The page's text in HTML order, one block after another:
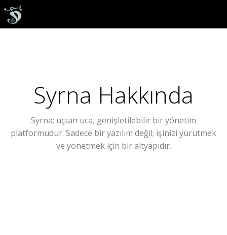
Syrna Hakkında
Syrna; uçtan uca, genişletilebilir bir yönetim
platformudur. Sadece bir yazılım değil; işinizi yürütmek
ve yönetmek için bir altyapıdır.